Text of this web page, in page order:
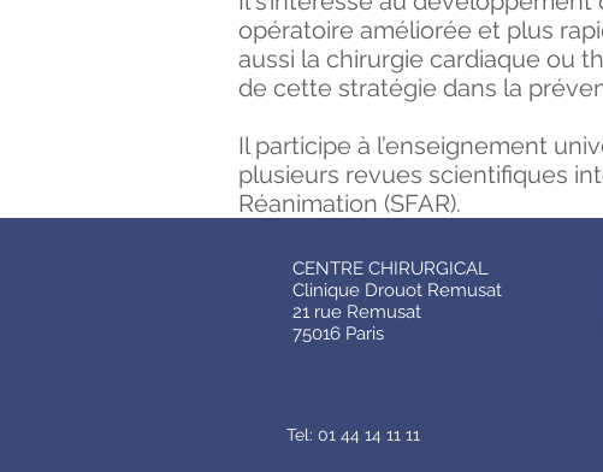
opératoire améliorée et plus
aussi la chirurgie cardiaque ou
de cette stratégie dans la
Il participe à l’enseignement
plusieurs revues scientifiques
Réanimation (SFAR).
CENTRE CHIRURGICAL
Clinique Drouot Remusat
21 rue Remusat
75016 Paris
Tel: 01 44 14 11 11